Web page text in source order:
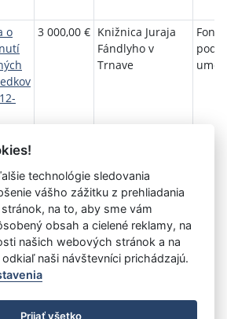
o
3 000,00 € Knižnica Juraja
Fándlyho v
Trnave
Fond
5 6 7 8 9 10
»
práva vyhradené
technológie sledovania
vášho zážitku z prehliadania
na to, aby sme vám
obsah a cielené reklamy, na
našich webových stránok a na
naši návštevníci prichádzajú.
Prijať všetko